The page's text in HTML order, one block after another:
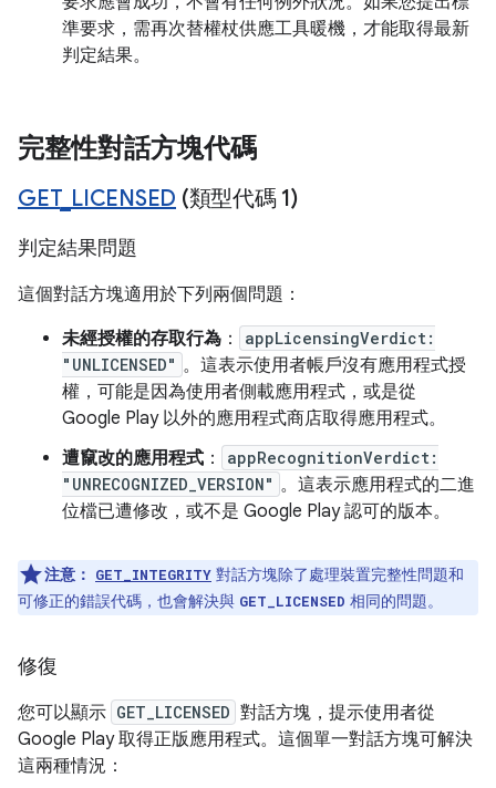
準要求，需再次替權杖供應工具暖機，才能取得最新
判定結果。
完整性對話方塊代碼
GET_ LICENSED (類型代碼 1)
判定結果問題
這個對話方塊適用於下列兩個問題：
未經授權的存取行為 ：
appLicensingVerdict:
"UNLICENSED" 。這表示使用者帳戶沒有應用程式授
權，可能是因為使用者側載應用程式，或是從
Google Play 以外的應用程式商店取得應用程式。
遭竄改的應用程式 ：
appRecognitionVerdict:
"UNRECOGNIZED_VERSION" 。這表示應用程式的二進
位檔已遭修改，或不是 Google Play 認可的版本。
注意： GET_INTEGRITY 對話方塊除了處理裝置完整性問題和
可修正的錯誤代碼，也會解決與 GET_LICENSED 相同的問題。
修復
您可以顯示 GET_LICENSED 對話方塊，提示使用者從
Google Play 取得正版應用程式。這個單一對話方塊可解決
這兩種情況：